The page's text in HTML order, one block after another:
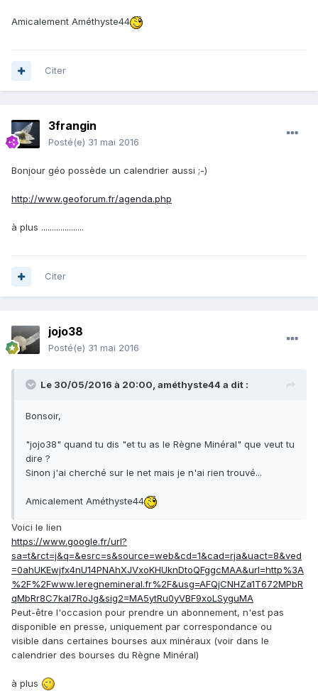
Amicalement Améthyste44
Citer
3frangin
Posté(e) 31 mai 2016
Bonjour géo possède un calendrier aussi ;-)
http://www.geoforum.fr/agenda.php
à plus ....................
Citer
jojo38
Posté(e) 31 mai 2016
Le 30/05/2016 à 20:00, améthyste44 a dit :
Bonsoir,
"jojo38" quand tu dis "et tu as le Règne Minéral" que veut tu
dire ?
Sinon j'ai cherché sur le net mais je n'ai rien trouvé...
Amicalement Améthyste44
Voici le lien
https://www.google.fr/url?
sa=t&rct=j&q=&esrc=s&source=web&cd=1&cad=rja&uact=8&ved
=0ahUKEwjfx4nU14PNAhXJVxoKHUknDtoQFggcMAA&url=http%3A
%2F%2Fwww.leregnemineral.fr%2F&usg=AFQjCNHZa1T672MPbR
qMbRr8C7kal7RoJg&sig2=MA5ytRu0yVBF9xoLSyguMA
Peut-être l'occasion pour prendre un abonnement, n'est pas
disponible en presse, uniquement par correspondance ou
visible dans certaines bourses aux minéraux (voir dans le
calendrier des bourses du Règne Minéral)
à plus